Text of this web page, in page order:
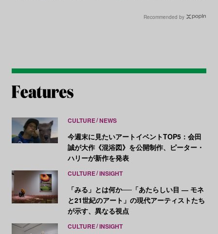
Recommended by
CULTURE NEWS
今週末に見たいアートイベントTOP5：会田
誠が大作《混浴図》を公開制作、ピーター・
ハリーが新作を発表
CULTURE INSIGHT
「みる」とは何か──「あたらしい目 ― モネ
と21世紀のアート」の現代アーティストたち
が示す、異なる視点
CULTURE INSIGHT